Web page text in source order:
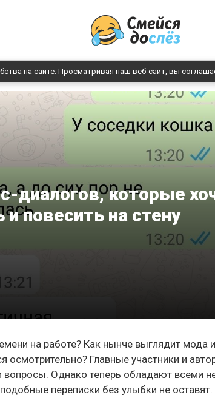
на сайте. Просматривая наш веб-сайт, вы
диалогов, которые
и повесить на стену
на работе? Как нынче выглядит мода
осмотрительно? Главные участники и
вопросы. Однако теперь обладают всеми
переписки без улыбки не оставят.